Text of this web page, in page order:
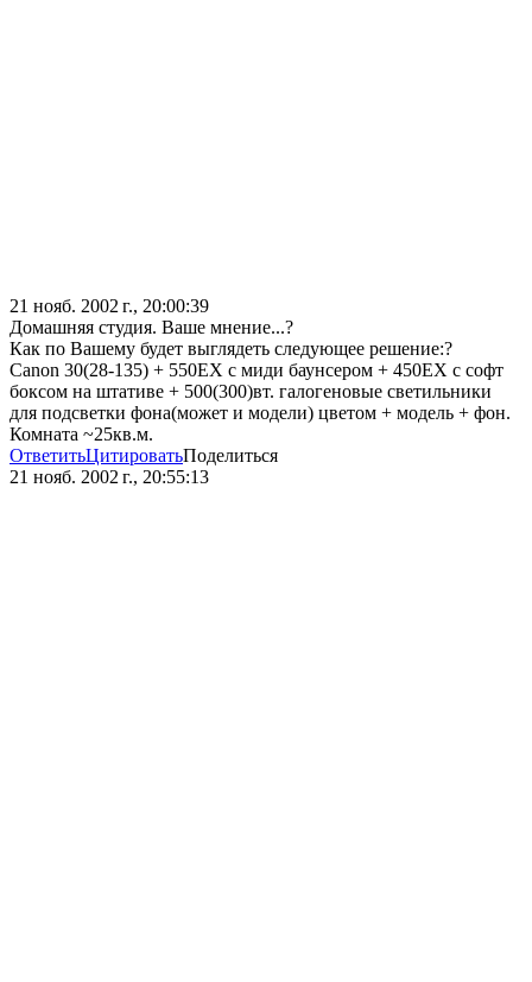
21 нояб. 2002 г., 20:00:39
Домашняя студия. Ваше мнение...?
Как по Вашему будет выглядеть следующее решение:?
Canon 30(28-135) + 550EX с миди баунсером + 450EX с софт
боксом на штативе + 500(300)вт. галогеновые светильники
для подсветки фона(может и модели) цветом + модель + фон.
Комната ~25кв.м.
ОтветитьЦитироватьПоделиться
21 нояб. 2002 г., 20:55:13